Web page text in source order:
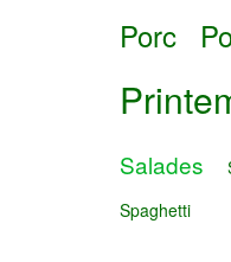
Porc
Salades
Spaghetti